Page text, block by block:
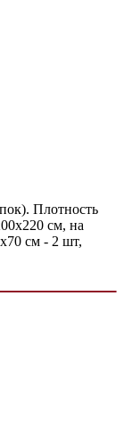
Плотность
см, на
см - 2 шт,